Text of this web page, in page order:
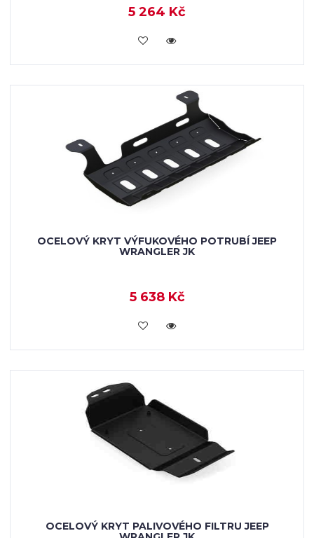
5 264 Kč
KOUPIT
OCELOVÝ KRYT VÝFUKOVÉHO POTRUBÍ JEEP
WRANGLER JK
5 638 Kč
KOUPIT
OCELOVÝ KRYT PALIVOVÉHO FILTRU JEEP